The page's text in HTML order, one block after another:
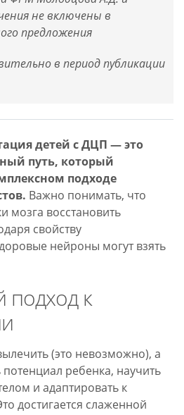
не включены в
предложения
в период публикации
детей с ДЦП — это
путь, который
подходе
Важно понимать, что
мозга восстановить
свойству
нейроны могут взять
подход к
(это невозможно), а
ребенка, научить
и адаптировать к
достигается слаженной